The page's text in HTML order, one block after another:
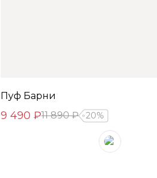
Пуф Барни
9 490 ₽11 890 ₽ 20%